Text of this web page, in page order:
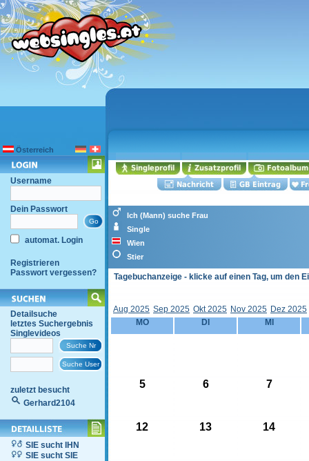
Österreich
Username
Dein Passwort
automat. Login
Registrieren
Passwort vergessen?
Detailsuche
letztes Suchergebnis
Singlevideos
zuletzt besucht
Gerhard2104
SIE sucht IHN
SIE sucht SIE
Ich (Mann) suche Frau
Single
Wien
Stier
Tagebuchanzeige - klicke auf einen Tag, um den
Aug 2025 Sep 2025 Okt 2025 Nov 2025 Dez 2025
MO
DI MI
5 6 7
12 13 14